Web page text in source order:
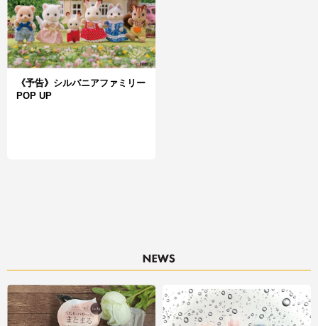
《予告》シルバニアファミリー
POP UP